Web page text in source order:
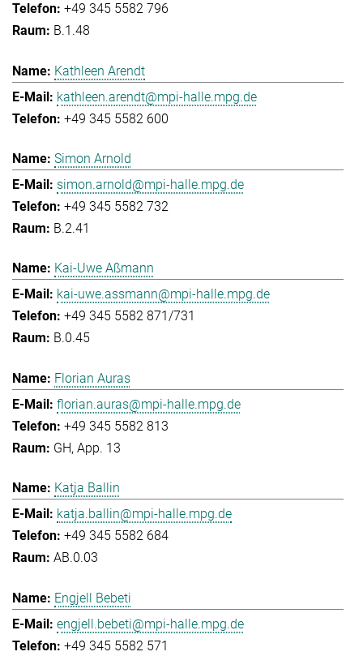
+49 345 5582 796
B.1.48
Kathleen Arendt
kathleen.arendt@mpi-halle.mpg.de
+49 345 5582 600
Simon Arnold
simon.arnold@mpi-halle.mpg.de
+49 345 5582 732
B.2.41
Kai-Uwe Aßmann
kai-uwe.assmann@mpi-halle.mpg.de
+49 345 5582 871/731
B.0.45
Florian Auras
florian.auras@mpi-halle.mpg.de
+49 345 5582 813
GH, App. 13
Katja Ballin
katja.ballin@mpi-halle.mpg.de
+49 345 5582 684
AB.0.03
Engjell Bebeti
engjell.bebeti@mpi-halle.mpg.de
+49 345 5582 571